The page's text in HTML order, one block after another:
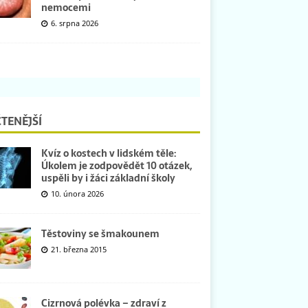
nemocemi
6. srpna 2026
Kvíz o kostech v lidském těle:
Úkolem je zodpovědět 10 otázek,
uspěli by i žáci základní školy
10. února 2026
Těstoviny se šmakounem
21. března 2015
Cizrnová polévka – zdraví z